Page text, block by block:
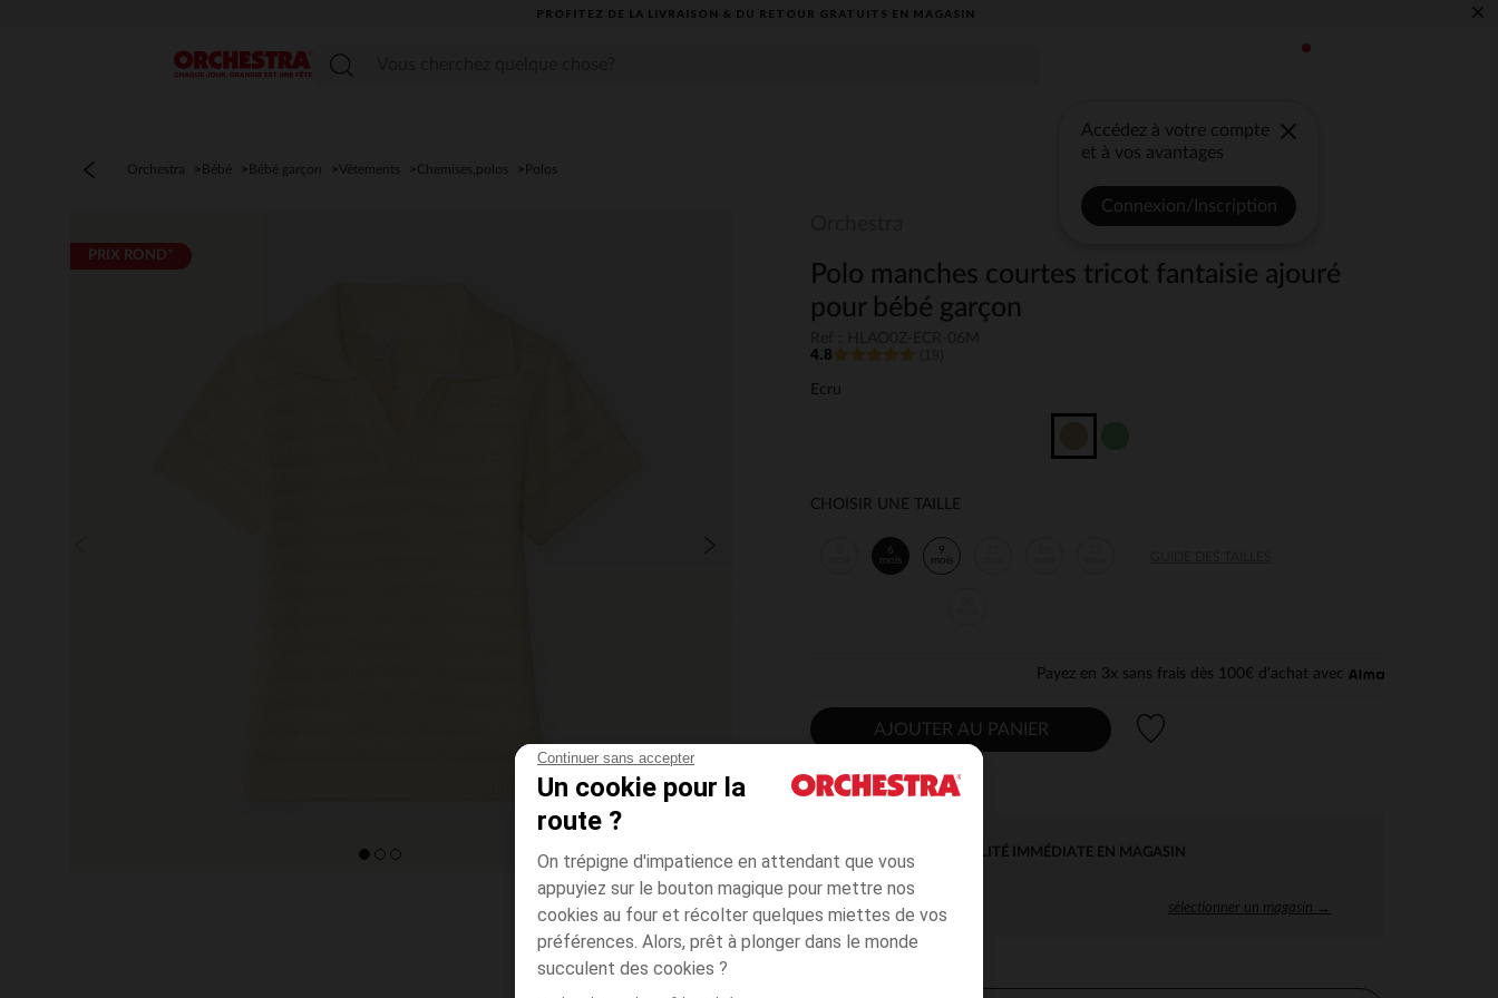
Continuer sans accepter
Un cookie pour la
route ?
On trépigne d'impatience en attendant que vous
appuyiez sur le bouton magique pour mettre nos
cookies au four et récolter quelques miettes de vos
préférences. Alors, prêt à plonger dans le monde
succulent des cookies ?
PROFITEZ DE LA LIVRAISON & DU RETOUR GRATUITS EN MAGASIN​ ×
Menu
Accédez à votre compte
et à vos avantages
Connexion/Inscription
Orchestra Bébé Bébé garçon Vêtements Chemises,polos Polos
PRIX ROND*
Polo manches courtes tricot fantaisie ajouré
pour bébé garçon
4.8
Ecru
CHOISIR UNE TAILLE
6
mois
9
mois
Payez en 3x sans frais dès 100€ d'achat avec
AJOUTER AU PANIER
DISPONIBILITÉ IMMÉDIATE EN MAGASIN
sélectionner un magasin →